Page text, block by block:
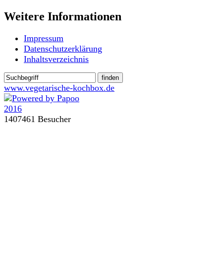
Weitere Informationen
Impressum
Datenschutzerklärung
Inhaltsverzeichnis
www.vegetarische-kochbox.de
1407461 Besucher